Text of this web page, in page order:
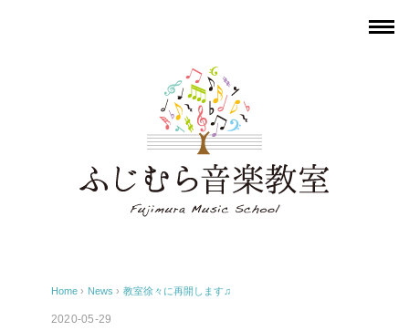
Home › News › 教室徐々に再開します♫
2020-05-29